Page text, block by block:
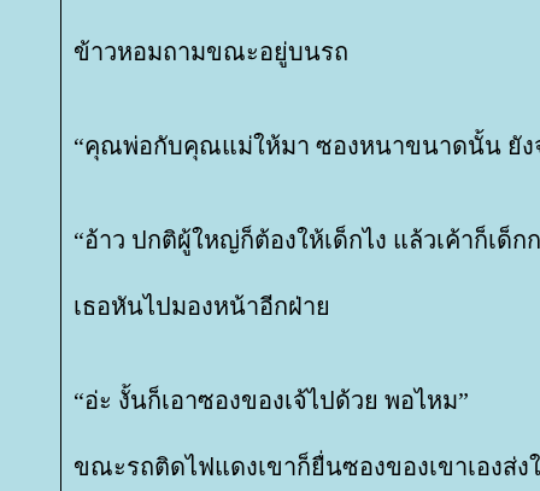
ข้าวหอมถามขณะอยู่บนรถ
“คุณพ่อกับคุณแม่ให้มา ซองหนาขนาดนั้น ยังจ
“อ้าว ปกติผู้ใหญ่ก็ต้องให้เด็กไง แล้วเค้าก็เด็ก
เธอหันไปมองหน้าอีกฝ่า
“อ่ะ งั้นก็เอาซองของเจ้ไปด้วย พอไหม”
ขณะรถติดไฟแดงเขาก็ยื่นซองของเขาเองส่ง